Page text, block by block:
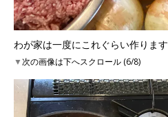
わが家は一度にこれぐらい作ります
▼次の画像は下へスクロール (6/8)